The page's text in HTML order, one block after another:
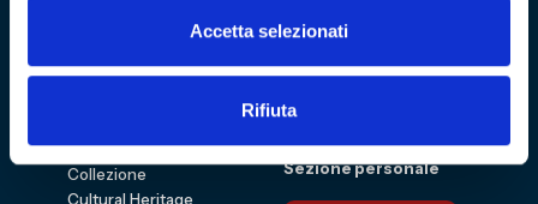
Accetta selezionati
Rifiuta
ESPLORA
Genoa CFC
Collezione
Cultural Heritage
Shop
Carrello
Sezione personale